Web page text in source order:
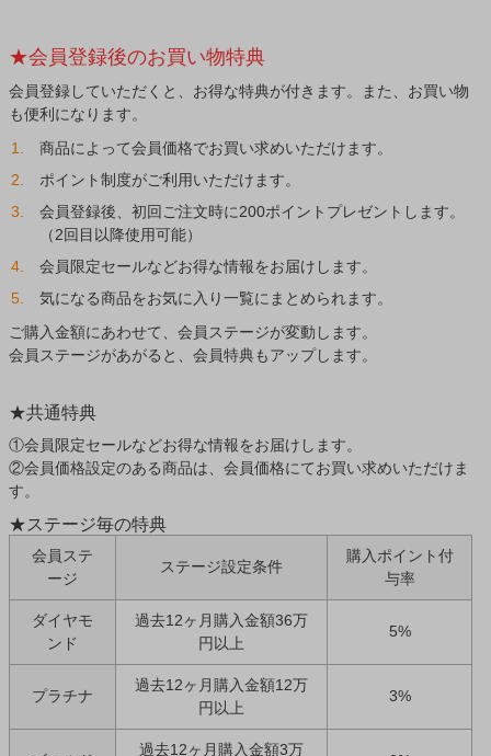
★会員登録後のお買い物特典
会員登録していただくと、お得な特典が付きます。また、お買い物
も便利になります。
商品によって会員価格でお買い求めいただけます。
ポイント制度がご利用いただけます。
会員登録後、初回ご注文時に200ポイントプレゼントします。
（2回目以降使用可能）
会員限定セールなどお得な情報をお届けします。
気になる商品をお気に入り一覧にまとめられます。
ご購入金額にあわせて、会員ステージが変動します。
会員ステージがあがると、会員特典もアップします。
★共通特典
①会員限定セールなどお得な情報をお届けします。
②会員価格設定のある商品は、会員価格にてお買い求めいただけま
す。
★ステージ毎の特典
会員ステ
ージ
ステージ設定条件
購入ポイント付
与率
ダイヤモ
ンド
過去12ヶ月購入金額36万
円以上
5%
プラチナ
過去12ヶ月購入金額12万
円以上
3%
過去12ヶ月購入金額3万